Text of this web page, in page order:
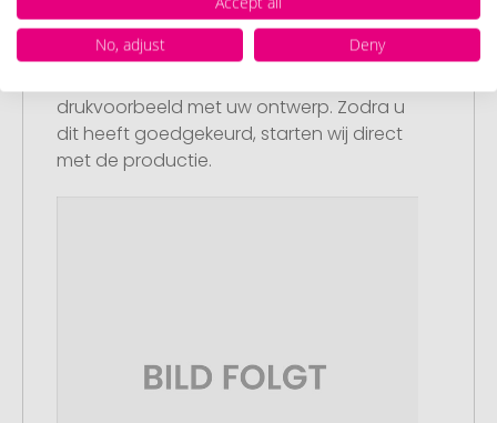
Stap 3:
Artikelvoorbeeld en goedkeuring
drukvoorbeeld met uw ontwerp. Zodra u
dit heeft goedgekeurd, starten wij direct
met de productie.
No, adjust
Deny